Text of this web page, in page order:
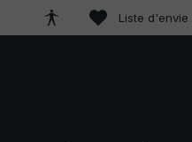
Liste d'envie